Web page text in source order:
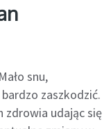
snu,
zaszkodzić.
udając się